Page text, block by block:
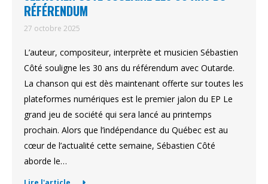
RÉFÉRENDUM
27 octobre 2025
L’auteur, compositeur, interprète et musicien Sébastien
Côté souligne les 30 ans du référendum avec Outarde.
La chanson qui est dès maintenant offerte sur toutes les
plateformes numériques est le premier jalon du EP Le
grand jeu de société qui sera lancé au printemps
prochain. Alors que l’indépendance du Québec est au
cœur de l’actualité cette semaine, Sébastien Côté
aborde le…